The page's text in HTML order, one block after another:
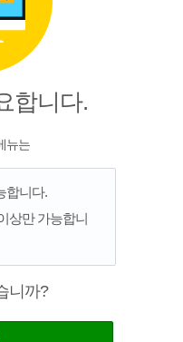
합니다.
뉴는
합니다.
상만 가능합니
니까?